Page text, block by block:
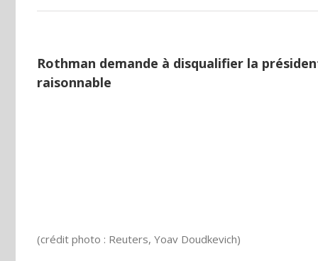
Rothman demande à disqualifier la
raisonnable
(crédit photo : Reuters, Yoav Doudkevich)